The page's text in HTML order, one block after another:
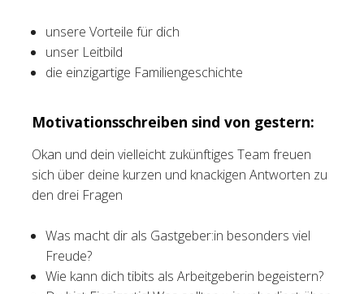
unsere Vorteile für dich
unser Leitbild
die einzigartige Familiengeschichte
Motivationsschreiben sind von gestern:
Okan und dein vielleicht zukünftiges Team freuen
sich über deine kurzen und knackigen Antworten zu
den drei Fragen
Was macht dir als Gastgeber:in besonders viel
Freude?
Wie kann dich tibits als Arbeitgeberin begeistern?